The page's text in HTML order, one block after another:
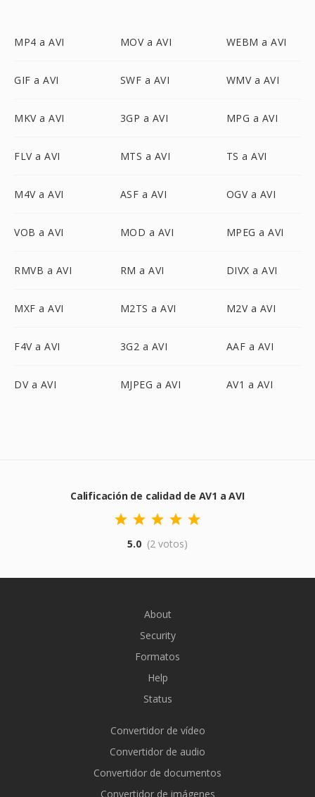
MP4 a AVI MOV a AVI WEBM a AVI
GIF a AVI SWF a AVI WMV a AVI
MKV a AVI 3GP a AVI MPG a AVI
FLV a AVI MTS a AVI TS a AVI
M4V a AVI ASF a AVI OGV a AVI
VOB a AVI MOD a AVI MPEG a AVI
RMVB a AVI RM a AVI DIVX a AVI
MXF a AVI M2TS a AVI M2V a AVI
F4V a AVI 3G2 a AVI AAF a AVI
DV a AVI MJPEG a AVI AV1 a AVI
Calificación de calidad de AV1 a AVI
5.0 (2 votos)
About
Security
Formatos
Help
Status
Convertidor de vídeo
Convertidor de audio
Convertidor de documentos
Convertidor de imágenes